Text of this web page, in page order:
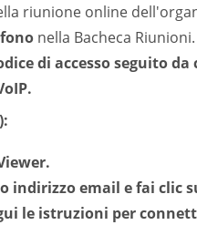
riunione online
nella Bacheca
di accesso seguito da
indirizzo email e fai clic
le istruzioni per